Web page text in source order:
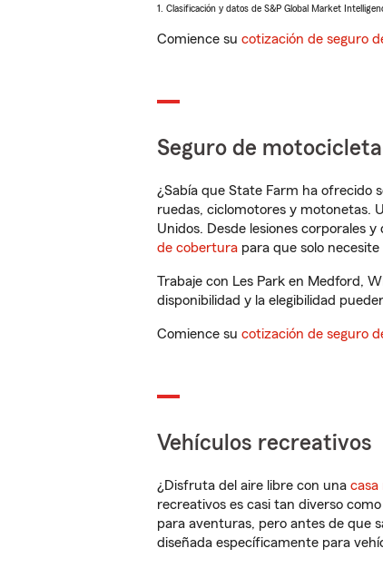
1. Clasificación y datos de S&P Global Market
Comience su cotización de seguro
Seguro de motocicleta
¿Sabía que State Farm ha ofrecido
ruedas, ciclomotores y motonetas.
Unidos. Desde lesiones corporales
de cobertura para que solo
Trabaje con Les Park en Medford,
disponibilidad y la elegibilidad
Comience su cotización de seguro
Vehículos recreativos
¿Disfruta del aire libre con una casa
recreativos es casi tan diverso
para aventuras, pero antes de que
diseñada específicamente para